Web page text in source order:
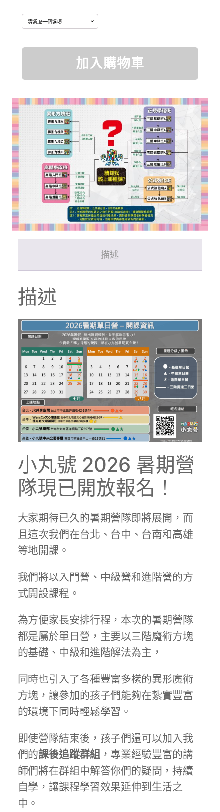
格：
NT$3,980。
方
加入購物車
描述
描述
小丸號 2026 暑期營
隊現已開放報名！
大家期待已久的暑期營隊即將展開，而
且這次我們在台北、台中、台南和高雄
等地開課。
我們將以入門營、中級營和進階營的方
式開設課程。
為方便家長安排行程，本次的暑期營隊
都是屬於單日營，主要以三階魔術方塊
的基礎、中級和進階解法為主，
同時也引入了各種豐富多樣的異形魔術
方塊，讓參加的孩子們能夠在紮實豐富
的環境下同時輕鬆學習。
即使營隊結束後，孩子們還可以加入我
們的課後追蹤群組 ，專業經驗豐富的講
師們將在群組中解答你們的疑問，持續
自學，讓課程學習效果延伸到生活之
中。